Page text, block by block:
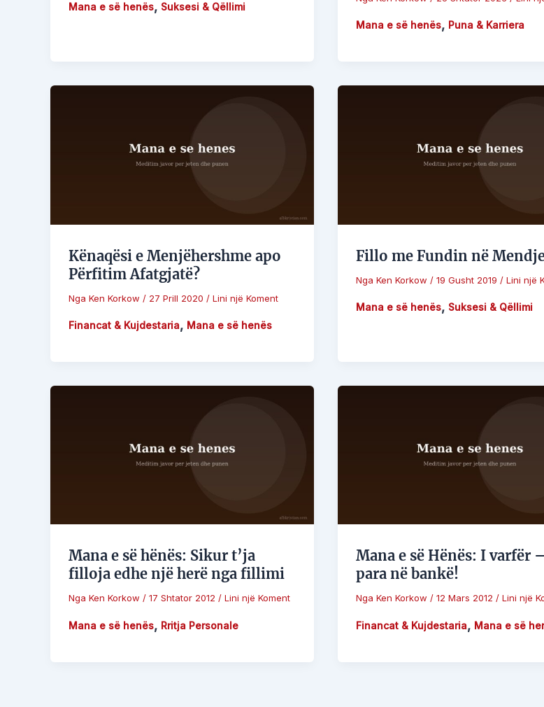
Mana e së henës, Suksesi & Qëllimi
Mana e së henës, Puna & Karriera
Kënaqësi e Menjëhershme apo
Përfitim Afatgjatë?
Nga Ken Korkow / 27 Prill 2020 / Lini një Koment
Financat & Kujdestaria, Mana e së henës
Fillo me Fundin në
Nga Ken Korkow / 19 Gusht 2019 / Lini një
Mana e së henës, Suksesi & Qëllimi
Mana e së hënës: Sikur t’ja
filloja edhe një herë nga fillimi
Nga Ken Korkow / 17 Shtator 2012 / Lini një Koment
Mana e së henës, Rritja Personale
Mana e së Hënës: I varfër
para në bankë!
Nga Ken Korkow / 12 Mars 2012 / Lini një
Financat & Kujdestaria, Mana e së